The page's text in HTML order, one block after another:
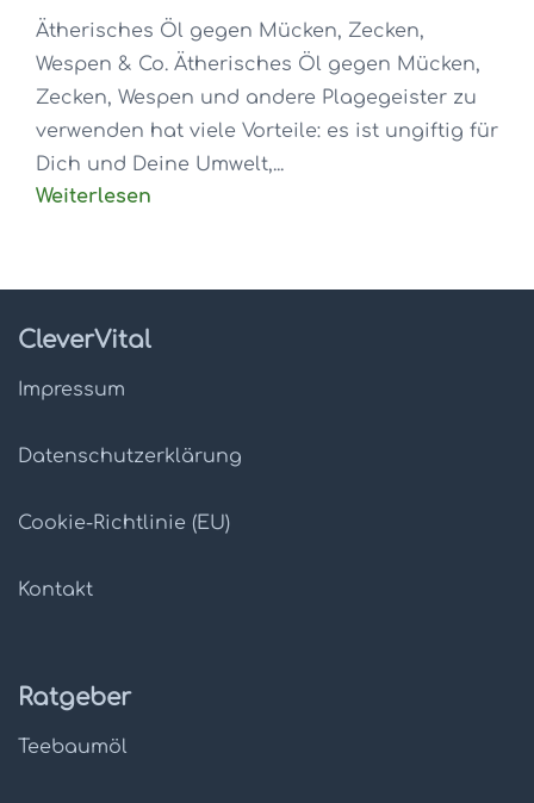
Ätherisches Öl gegen Mücken, Zecken,
Wespen & Co. Ätherisches Öl gegen Mücken,
Zecken, Wespen und andere Plagegeister zu
verwenden hat viele Vorteile: es ist ungiftig für
Dich und Deine Umwelt,...
Weiterlesen
CleverVital
Impressum
Datenschutz­erklärung
Cookie-Richtlinie (EU)
Kontakt
Ratgeber
Teebaumöl